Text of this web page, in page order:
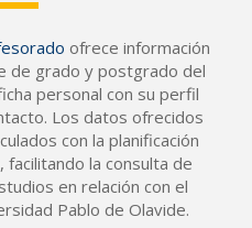
ofrece información
de grado y postgrado del
personal con su perfil
Los datos ofrecidos
con la planificación
la consulta de
en relación con el
Pablo de Olavide.